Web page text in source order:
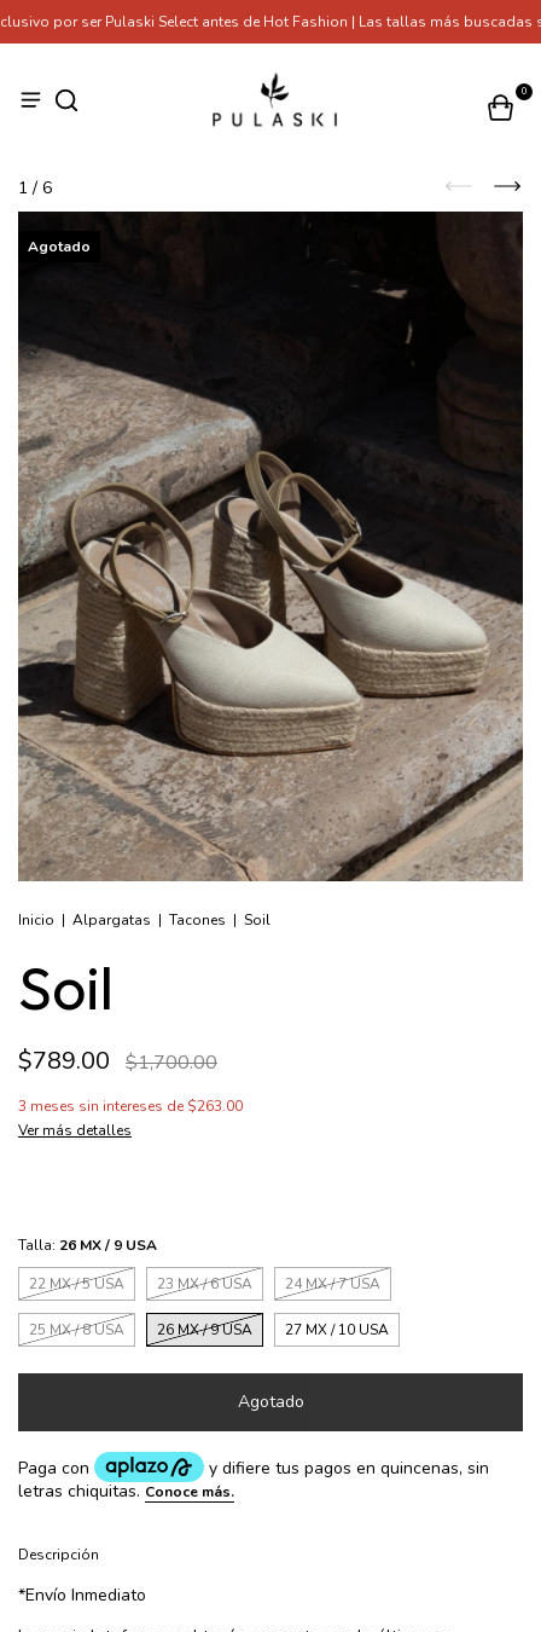
por ser Pulaski Select antes de Hot Fashion | Las tallas más buscadas
0
1 / 6
Agotado
Inicio | Alpargatas | Tacones | Soil
Soil
$789.00 $1,700.00
3 meses sin intereses de $263.00
Ver más detalles
Talla: 26 MX / 9 USA
22 MX / 5 USA
23 MX / 6 USA 24 MX / 7 USA
25 MX / 8 USA 26 MX / 9 USA 27 MX / 10 USA
Descripción
*Envío Inmediato